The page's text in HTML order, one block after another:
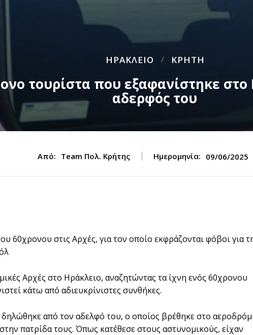
ΗΡΑΚΛΕΙΟ ΚΡΗΤΗ
τουρίστα που εξαφανίστηκε
αδερφός του
Από: Team Πολ. Κρήτης Ημερομηνία: 09/06/2025
60χρονου στις Αρχές, για τον οποίο εκφράζονται φόβοι για
Αρχές στο Ηράκλειο, αναζητώντας τα ίχνη ενός 60χρονου
κάτω από αδιευκρίνιστες συνθήκες.
από τον αδελφό του, ο οποίος βρέθηκε στο
πατρίδα τους. Όπως κατέθεσε στους αστυνομικούς, είχαν